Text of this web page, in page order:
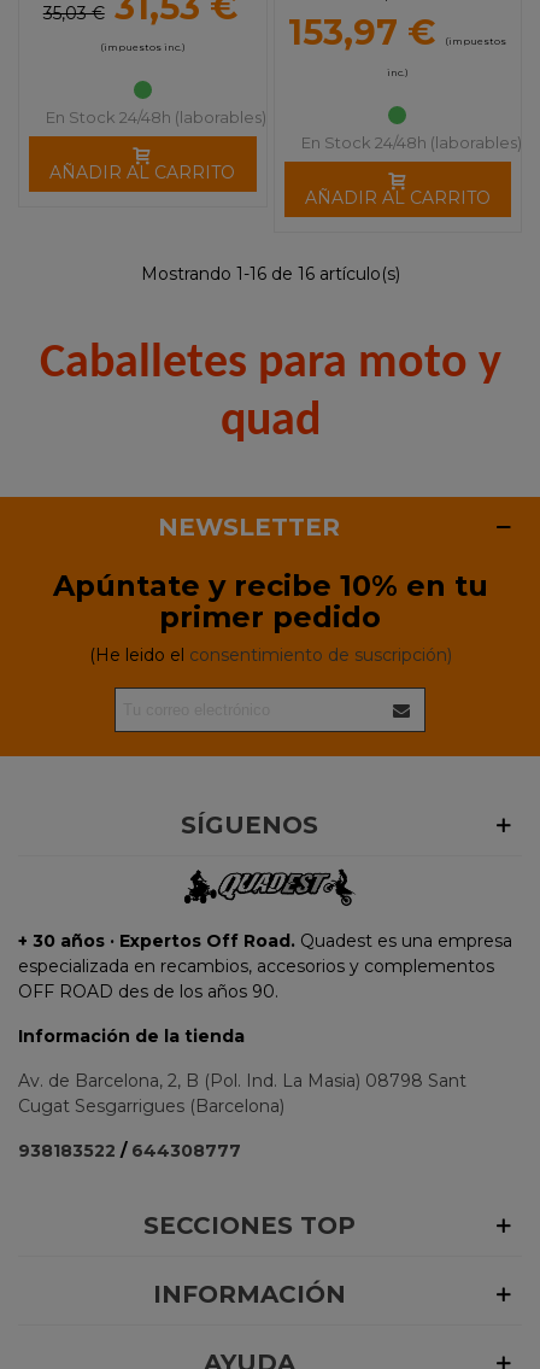
35,03 €
(impuestos inc.)
En Stock 24/48h (laborables)
AÑADIR AL CARRITO
153,97 € (impuestos
inc.)
En Stock 24/48h (laborables)
AÑADIR AL CARRITO
Mostrando 1-16 de 16 artículo(s)
Caballetes para moto y
quad
NEWSLETTER
Apúntate y recibe 10% en tu
primer pedido
(He leido el consentimiento de suscripción)
SÍGUENOS
+ 30 años · Expertos Off Road. Quadest es una empresa
especializada en recambios, accesorios y complementos
OFF ROAD des de los años 90.
Información de la tienda
Av. de Barcelona, 2, B (Pol. Ind. La Masia) 08798 Sant
Cugat Sesgarrigues (Barcelona)
938183522 / 644308777
SECCIONES TOP
INFORMACIÓN